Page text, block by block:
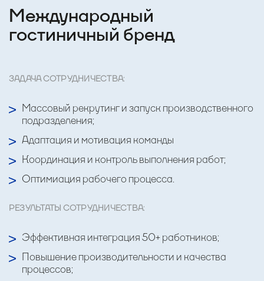
Международный
гостиничный бренд
ЗАДАЧА СОТРУДНИЧЕСТВА:
Массовый рекрутинг и запуск производственного
подразделения;
Адаптация и мотивация команды
Координация и контроль выполнения работ;
Оптимиация рабочего процесса.
РЕЗУЛЬТАТЫ СОТРУДНИЧЕСТВА:
Эффективная интеграция 50+ работников;
Повышение производительности и качества
процессов;